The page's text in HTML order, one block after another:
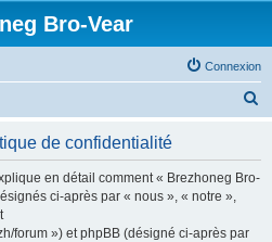
Bro-Vear
Connexion
de confidentialité
en détail comment « Brezhoneg Bro-
ci-après par « nous », « notre »,
forum ») et phpBB (désigné ci-après par